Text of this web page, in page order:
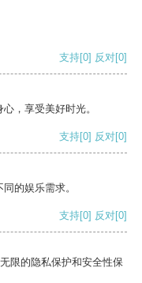
支持[0] 反对[0]
，享受美好时光。
支持[0] 反对[0]
的娱乐需求。
支持[0] 反对[0]
限的隐私保护和安全性保